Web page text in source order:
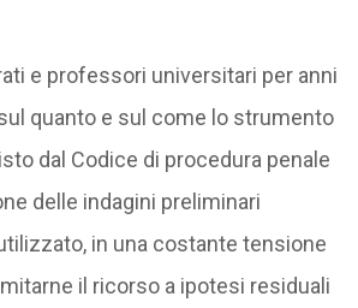
e professori universitari per anni
quanto e sul come lo strumento
dal Codice di procedura penale
delle indagini preliminari
in una costante tensione
il ricorso a ipotesi residuali